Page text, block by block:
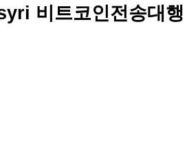
비트코인전송대